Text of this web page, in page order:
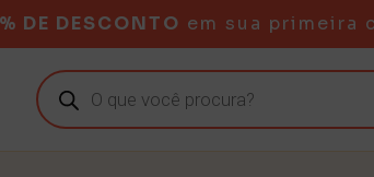
DE DESCONTO em sua primeira